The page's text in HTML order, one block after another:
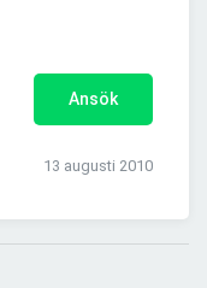
Ansök
13 augusti 2010